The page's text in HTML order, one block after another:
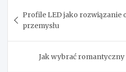
wpisu
Profile LED jako rozwiązanie
przemysłu
Jak wybrać